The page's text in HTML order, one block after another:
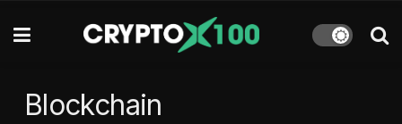
Blockchain